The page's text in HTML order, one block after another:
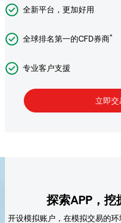
全新平台，更加好用
全球排名第一的CFD券商*
专业客户支援
探索APP，挖
开设模拟账户，在模拟交易的